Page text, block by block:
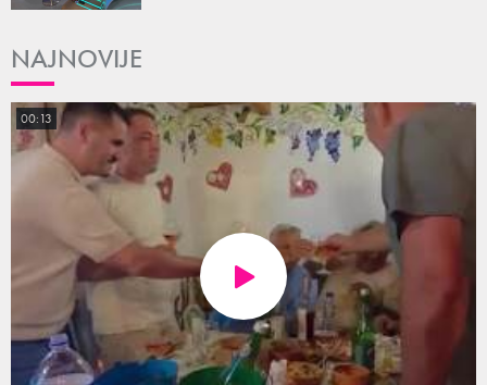
NAJNOVIJE
00:13